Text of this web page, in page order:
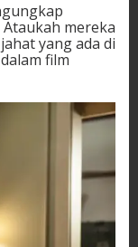
mereka
yang ada di
film